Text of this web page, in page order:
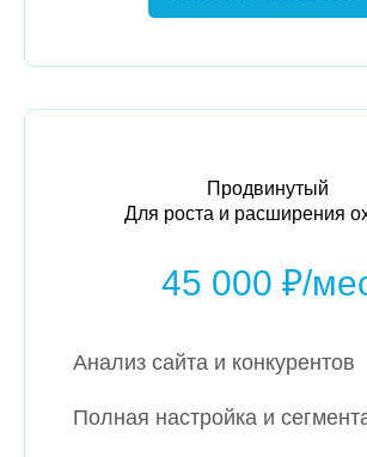
Продвинутый
Для роста и расширения
45 000 ₽/
Анализ сайта и конкурентов
Полная настройка и